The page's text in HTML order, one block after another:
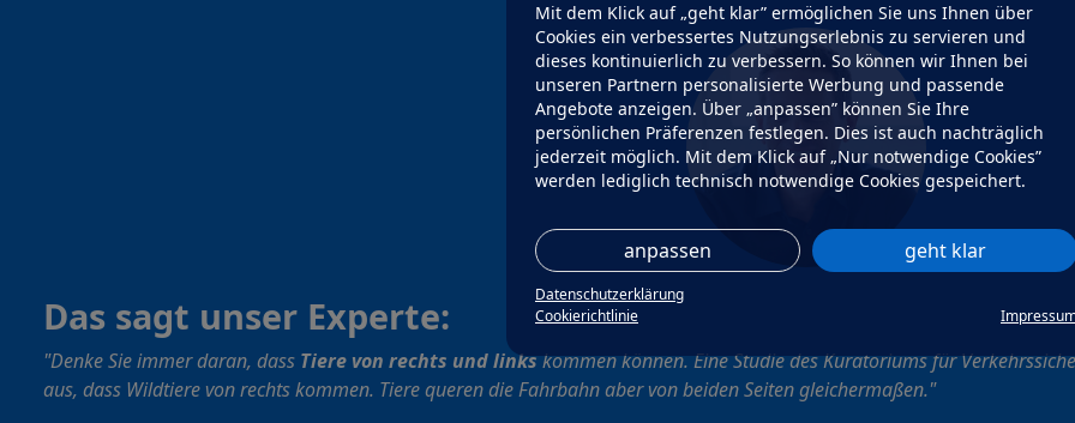
Mit dem Klick auf „geht klar” ermöglichen Sie uns Ihnen über
Cookies ein verbessertes Nutzungserlebnis zu servieren und
dieses kontinuierlich zu verbessern. So können wir Ihnen bei
unseren Partnern personalisierte Werbung und passende
Angebote anzeigen. Über „anpassen” können Sie Ihre
persönlichen Präferenzen festlegen. Dies ist auch nachträglich
jederzeit möglich. Mit dem Klick auf „Nur notwendige Cookies”
werden lediglich technisch notwendige Cookies gespeichert.
anpassen geht klar
Datenschutzerklärung
Cookierichtlinie
Das sagt unser Experte:
"Denke Sie immer daran, dass Tiere von rechts und linkskommen können. Eine Studie des Kuratoriums für
aus, dass Wildtiere von rechts kommen. Tiere queren die Fahrbahn aber von beiden Seiten gleichermaßen."